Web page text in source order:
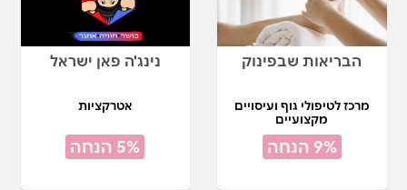
הבריאות שבפינוק
מרכז לטיפולי גוף ועיסויים
מקצועיים
9% הנחה
נינג'ה פאן ישראל
אטרקציות
5% הנחה